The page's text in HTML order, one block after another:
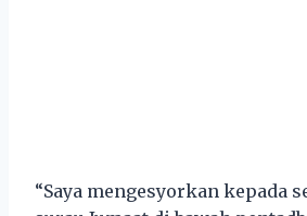
“Saya mengesyorkan kepada